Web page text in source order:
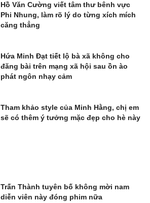
Hồ Văn Cường viết tâm thư bênh vực
Phi Nhung, làm rõ lý do từng xích mích
căng thẳng
Hứa Minh Đạt tiết lộ bà xã không cho
đăng bài trên mạng xã hội sau ồn ào
phát ngôn nhạy cảm
Tham khảo style của Minh Hằng, chị em
sẽ có thêm ý tưởng mặc đẹp cho hè này
Trấn Thành tuyên bố không mời nam
diễn viên này đóng phim nữa